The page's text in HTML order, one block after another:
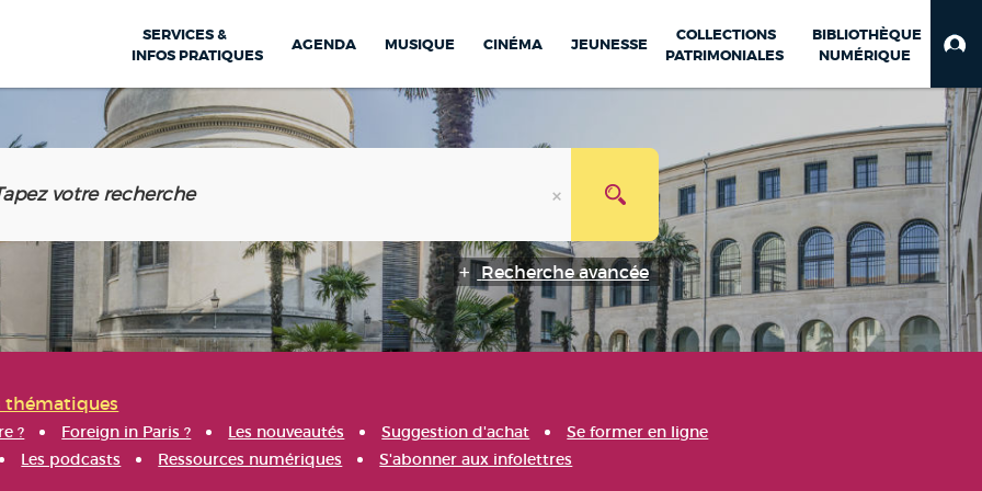
SERVICES &
INFOS PRATIQUES
AGENDA MUSIQUE CINÉMA JEUNESSE
COLLECTIONS
PATRIMONIALES
BIBLIOTHÈQUE
NUMÉRIQUE
Recherche avancée
thématiques
? Foreign in Paris ? Les nouveautés Suggestion d'achat
Se former en ligne
Les podcasts Ressources numériques S'abonner aux infolettres